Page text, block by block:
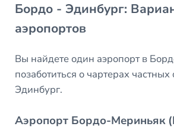
Бордо - Эдинбург:
аэропортов
Вы найдете один аэропорт в
позаботиться о чартерах частных
Эдинбург.
Аэропорт Бордо-Мериньяк